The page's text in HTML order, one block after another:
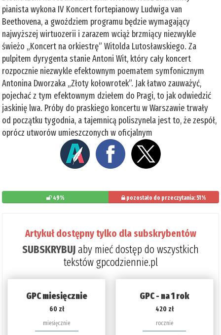
pianista wykona IV Koncert fortepianowy Ludwiga van
Beethovena, a gwoździem programu będzie wymagający
najwyższej wirtuozerii i zarazem wciąż brzmiący niezwykle
świeżo „Koncert na orkiestrę” Witolda Lutosławskiego. Za
pulpitem dyrygenta stanie Antoni Wit, który cały koncert
rozpocznie niezwykle efektownym poematem symfonicznym
Antonina Dworzaka „Złoty kołowrotek”. Jak łatwo zauważyć,
pojechać z tym efektownym dziełem do Pragi, to jak odwiedzić
jaskinię lwa. Próby do praskiego koncertu w Warszawie trwały
od początku tygodnia, a tajemnicą poliszynela jest to, że zespół,
oprócz utworów umieszczonych w oficjalnym
49% pozostało do przeczytania: 51%
Artykuł dostępny tylko dla subskrybentów
SUBSKRYBUJaby mieć dostęp do wszystkich
tekstów gpcodziennie.pl
GPC miesięcznie
60 zł
miesięcznie
GPC - na 1 rok
420 zł
rocznie